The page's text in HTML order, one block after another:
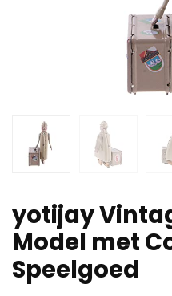
yotijay
Model met
Speelgoed